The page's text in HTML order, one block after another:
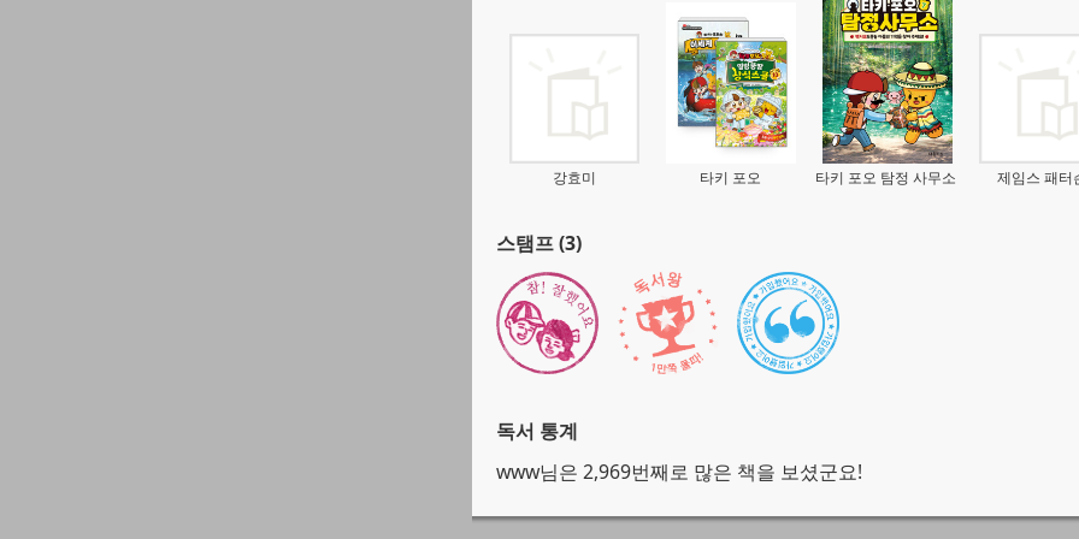
강효미 타키 포오 타키 포오 탐정 사무소 제임스 패터
스탬프 (3)
독서 통계
www님은 2,969번째로 많은 책을 보셨군요!